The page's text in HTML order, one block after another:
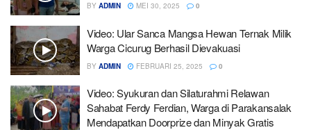
BY ADMIN MEI 30, 2025 0
Video: Ular Sanca Mangsa Hewan Ternak Milik
Warga Cicurug Berhasil Dievakuasi
BY ADMIN FEBRUARI 25, 2025 0
Video: Syukuran dan Silaturahmi Relawan
Sahabat Ferdy Ferdian, Warga di Parakansalak
Mendapatkan Doorprize dan Minyak Gratis